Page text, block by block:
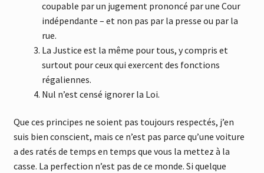
coupable par un jugement prononcé par une Cour
indépendante – et non pas par la presse ou par la
rue.
La Justice est la même pour tous, y compris et
surtout pour ceux qui exercent des fonctions
régaliennes.
Nul n’est censé ignorer la Loi.
Que ces principes ne soient pas toujours respectés, j’en
suis bien conscient, mais ce n’est pas parce qu’une voiture
a des ratés de temps en temps que vous la mettez à la
casse. La perfection n’est pas de ce monde. Si quelque